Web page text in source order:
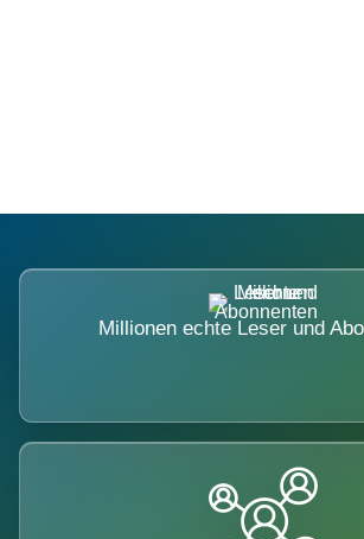
Millionen echte Leser und